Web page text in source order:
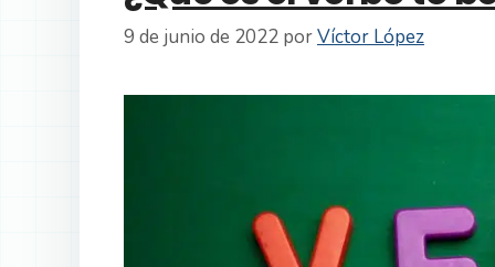
9 de junio de 2022 porVíctor López